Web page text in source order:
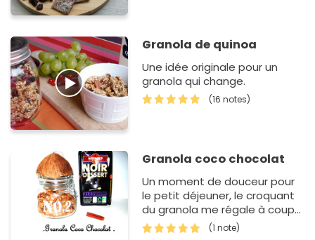
Granola de quinoa
Une idée originale pour un
granola qui change.
(16 notes)
Granola coco chocolat
Un moment de douceur pour
le petit déjeuner, le croquant
du granola me régale à coup
sûr.
(1 note)